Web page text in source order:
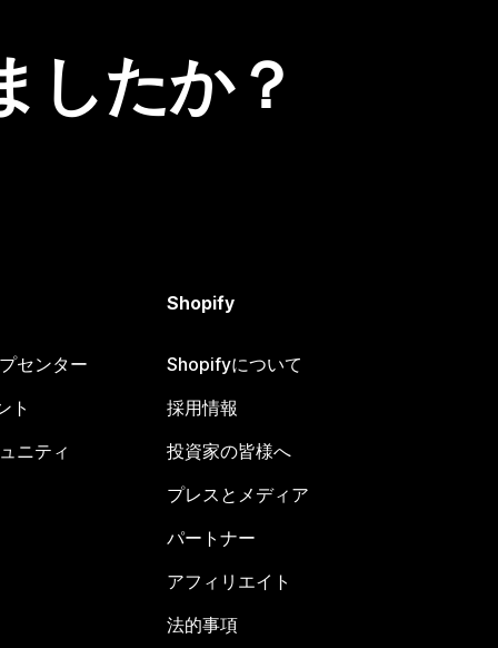
したか？
センター
ト
ニティ
Shopify
Shopifyについて
採用情報
投資家の皆様へ
プレスとメディア
パートナー
アフィリエイト
法的事項